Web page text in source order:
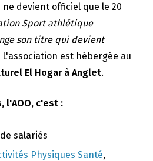
devient officiel que le 20
Sport athlétique
son titre qui devient
L'association est hébergée au
El Hogar à Anglet.
l'AOO, c'est :
salariés
Physiques Santé,